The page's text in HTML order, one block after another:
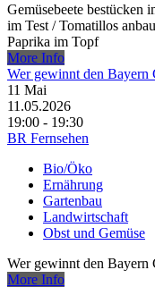
Gemüsebeete bestücken
im Test /​ Tomatillos
Paprika im Topf
More Info
Wer gewinnt den Bayern
11 Mai
11.05.2026
19:00 - 19:30
BR Fernsehen
Bio/Öko
Ernährung
Gartenbau
Landwirtschaft
Obst und Gemüse
Wer gewinnt den Bayern
More Info